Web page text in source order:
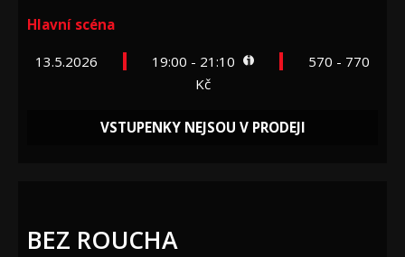
Hlavní scéna
13.5.2026 19:00 - 21:10
570 - 770
Kč
VSTUPENKY NEJSOU V PRODEJI
BEZ ROUCHA